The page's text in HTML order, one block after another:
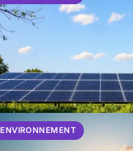
ENVIRONNEMENT